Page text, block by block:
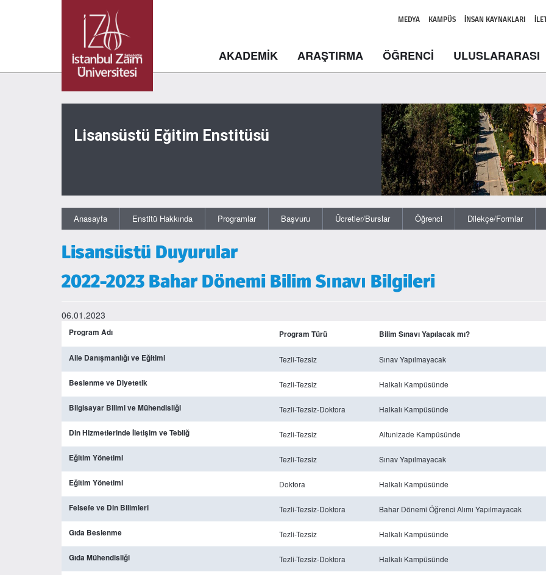
MEDYA KAMPÜS İNSAN KAYNAKLARI
AKADEMİK ARAŞTIRMA ÖĞRENCİ ULUSLARARASI
Lisansüstü Eğitim Enstitüsü
Anasayfa Enstitü Hakkında Programlar Başvuru Ücretler/Burslar Öğrenci Dilekçe/Formlar
Lisansüstü Duyurular
2022-2023 Bahar Dönemi Bilim Sınavı Bilgileri
06.01.2023
Program Adı Program Türü Bilim Sınavı Yapılacak mı?
Aile Danışmanlığı ve Eğitimi Tezli-Tezsiz Sınav Yapılmayacak
Beslenme ve Diyetetik Tezli-Tezsiz Halkalı Kampüsünde
Bilgisayar Bilimi ve Mühendisliği Tezli-Tezsiz-Doktora Halkalı Kampüsünde
Din Hizmetlerinde İletişim ve Tebliğ Tezli-Tezsiz Altunizade Kampüsünde
Eğitim Yönetimi Tezli-Tezsiz Sınav Yapılmayacak
Eğitim Yönetimi Doktora Halkalı Kampüsünde
Felsefe ve Din Bilimleri Tezli-Tezsiz-Doktora Bahar Dönemi Öğrenci Alımı Yapılmayacak
Gıda Beslenme Tezli-Tezsiz Halkalı Kampüsünde
Gıda Mühendisliği Tezli-Tezsiz-Doktora Halkalı Kampüsünde